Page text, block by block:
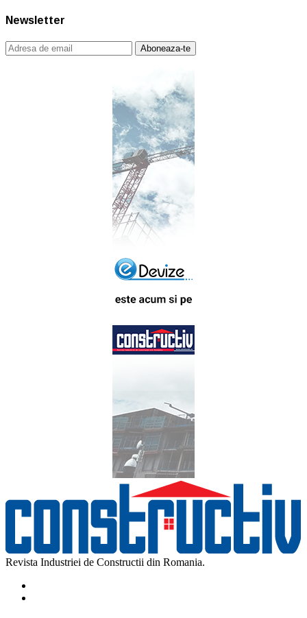
Newsletter
Revista Industriei de Constructii din Romania.